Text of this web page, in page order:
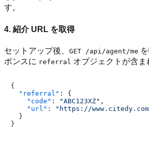
す。
4. 紹介 URL を取得
セットアップ後、 GET /api/agent/me
ポンスに referral オブジェクトが含ま
{
"referral" :
{
"code" : "ABC123XZ" ,
"url" :
"https://
}
}